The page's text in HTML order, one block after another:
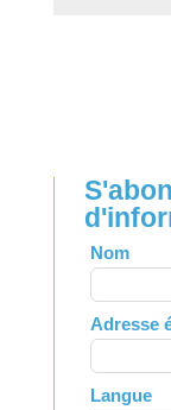
Leave
this
field
blank
Nom
Adresse
Langue